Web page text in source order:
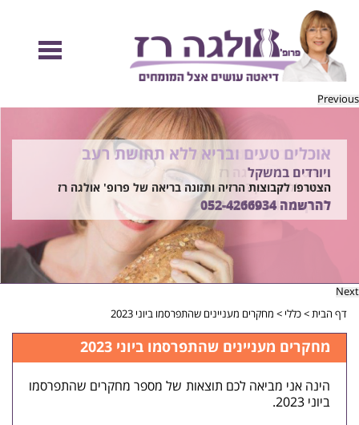
Previous
להיות מוכנות לקיץ הזה ולזה שאחריו!
בשיטת ד"ר אולגה רז
רוצים ללמוד איך?
התקשרו 052-4266934
אוכלים טעים ובריא ללא תחושת רעב
ויורדים במשקל
הצטרפו לקבוצות הרזיה ותזונה בריאה של פרופ' אולגה רז
להרשמה052-4266934
Next
דף הבית>כללי > מחקרים מעניינים שהתפרסמו ביוני 2023
מחקרים מעניינים שהתפרסמו ביוני 2023
הינה אני מביאה לכם תוצאות של מספר מחקרים שהתפרסמו
ביוני 2023.